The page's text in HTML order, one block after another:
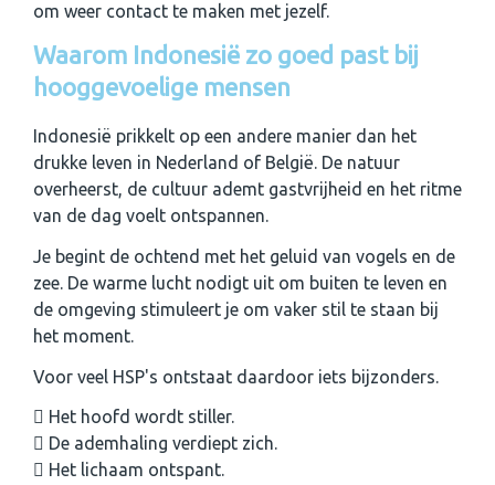
om weer contact te maken met jezelf.
Waarom Indonesië zo goed past bij
hooggevoelige mensen
Indonesië prikkelt op een andere manier dan het
drukke leven in Nederland of België. De natuur
overheerst, de cultuur ademt gastvrijheid en het ritme
van de dag voelt ontspannen.
Je begint de ochtend met het geluid van vogels en de
zee. De warme lucht nodigt uit om buiten te leven en
de omgeving stimuleert je om vaker stil te staan bij
het moment.
Voor veel HSP's ontstaat daardoor iets bijzonders.
Het hoofd wordt stiller.
De ademhaling verdiept zich.
Het lichaam ontspant.